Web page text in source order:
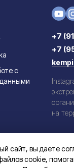
сайт, вы даете
cookie,
с
+7
+7
на
ресурс не
уточняйте по
изменять